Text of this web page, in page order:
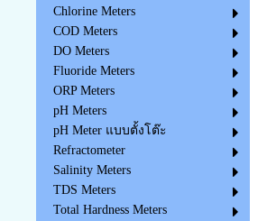
Chlorine Meters
COD Meters
DO Meters
Fluoride Meters
ORP Meters
pH Meters
pH Meter แบบตั้งโต๊ะ
Refractometer
Salinity Meters
TDS Meters
Total Hardness Meters